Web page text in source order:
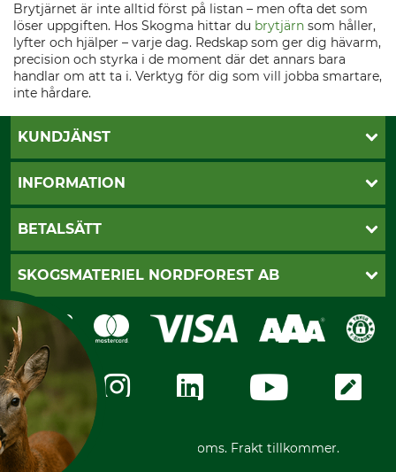
Brytjärnet är inte alltid först på listan – men ofta det som
löser uppgiften. Hos Skogma hittar du brytjärn som håller,
lyfter och hjälper – varje dag. Redskap som ger dig hävarm,
precision och styrka i de moment där det annars bara
handlar om att ta i. Verktyg för dig som vill jobba smartare,
inte hårdare.
KUNDJÄNST
Öppettider
Vanliga frågor
INFORMATION
Butik Vansbro
Köpvillkor - 2025-06-18
Dataskydd
Integritetspolicy
Ångerrätt
Ångerrätt för din beställning
Reklamationer
Frakter
BETALSÄTT
Klarna
Faktura
Swish
SKOGSMATERIEL NORDFOREST AB
Om oss
GRUBE-Gruppen
Företagsuppgifter
Karriär
Vår personal
Varumärken
Mässor
Instagram TOS
*Alla priser inklusive moms. Frakt tillkommer.